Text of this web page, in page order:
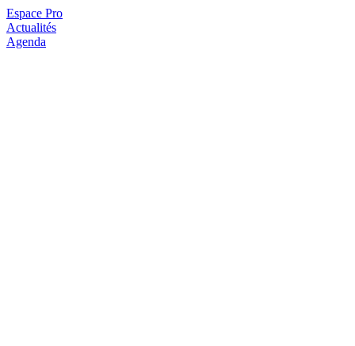
Espace Pro
Actualités
Agenda